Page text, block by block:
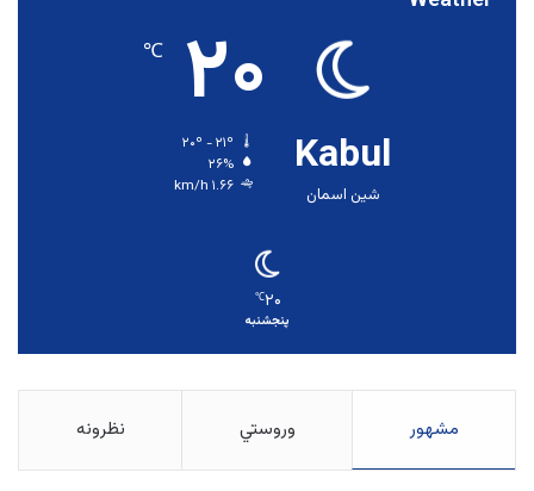
Kabul
شین اسمان
۲۰ ℃
۲۶%
۱.۶۶ km/h
۲۰℃
پنجشنبه
مشهور وروستي نظرونه